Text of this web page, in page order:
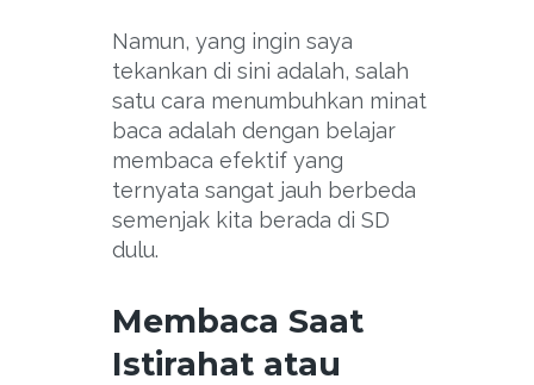
Namun, yang ingin saya
tekankan di sini adalah, salah
satu cara menumbuhkan minat
baca adalah dengan belajar
membaca efektif yang
ternyata sangat jauh berbeda
semenjak kita berada di SD
dulu.
Membaca Saat
Istirahat atau